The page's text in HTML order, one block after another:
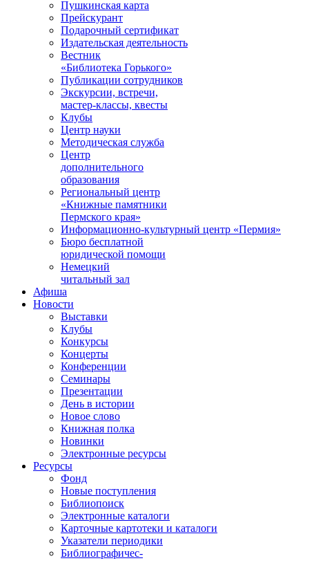
Пушкинская карта
Прейскурант
Подарочный сертификат
Издательская деятельность
Вестник
«Библиотека Горького»
Публикации сотрудников
Экскурсии, встречи,
мастер-классы, квесты
Клубы
Центр науки
Методическая служба
Центр
дополнительного
образования
Региональный центр
«Книжные памятники
Пермского края»
Информационно-культурный центр «Пермия»
Бюро бесплатной
юридической помощи
Немецкий
читальный зал
Афиша
Новости
Выставки
Клубы
Конкурсы
Концерты
Конференции
Семинары
Презентации
День в истории
Новое слово
Книжная полка
Новинки
Электронные ресурсы
Ресурсы
Фонд
Новые поступления
Библиопоиск
Электронные каталоги
Карточные картотеки и каталоги
Указатели периодики
Библиографичес-